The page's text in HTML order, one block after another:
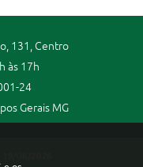
131, Centro
às 17h
24
Gerais MG